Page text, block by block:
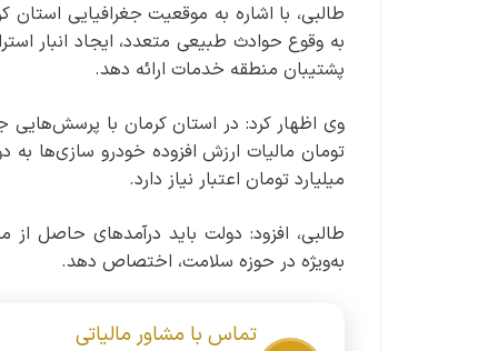
طالبی، با اشاره به موقعیت جغرافیایی
به وقوع حوادث طبیعی متعدد، ایجاد انبار
پشتیبان منطقه خدمات ارائه دهد.
تومان مالیات ارزش افزوده خودرو سازی‌ها به
میلیارد تومان اعتبار نیاز دارد.
طالبی، افزود: دولت باید درآمدهای حاصل از
به‌ویژه در حوزه سلامت، اختصاص دهد.
تماس با مشاور مالیاتی